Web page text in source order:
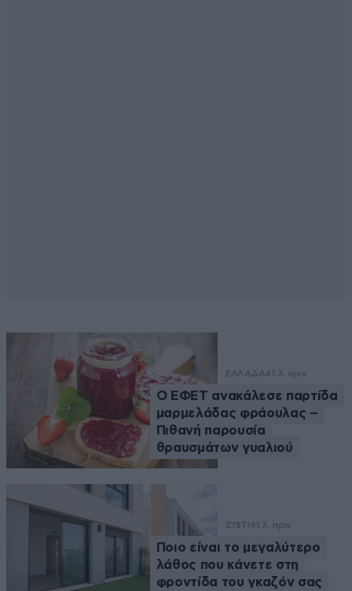
ΕΛΛΑΔΑ41 λ. πριν
Ο ΕΦΕΤ ανακάλεσε παρτίδα
μαρμελάδας φράουλας –
Πιθανή παρουσία
θραυσμάτων γυαλιού
ΣΠΙΤΙ41 λ. πριν
Ποιο είναι το μεγαλύτερο
λάθος που κάνετε στη
φροντίδα του γκαζόν σας